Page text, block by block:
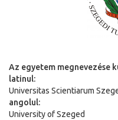
Az egyetem megnevezése
latinul:
Universitas Scientiarum
angolul:
University of Szeged